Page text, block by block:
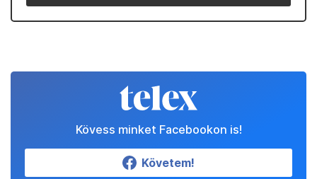
Kövess minket Facebookon is!
Követem!